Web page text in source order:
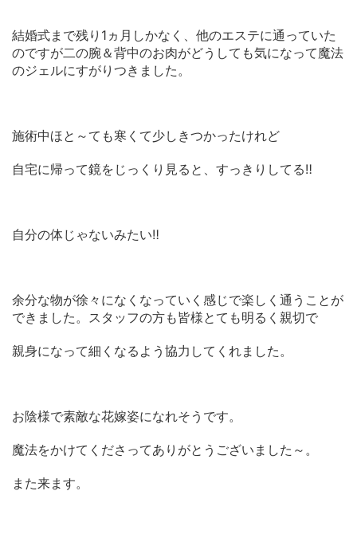
結婚式まで残り1ヵ月しかなく、他のエステに通っていた
のですが二の腕＆背中のお肉がどうしても気になって魔法
のジェルにすがりつきました。
施術中ほと～ても寒くて少しきつかったけれど
自宅に帰って鏡をじっくり見ると、すっきりしてる‼
自分の体じゃないみたい‼
余分な物が徐々になくなっていく感じで楽しく通うことが
できました。スタッフの方も皆様とても明るく親切で
親身になって細くなるよう協力してくれました。
お陰様で素敵な花嫁姿になれそうです。
魔法をかけてくださってありがとうございました～。
また来ます。